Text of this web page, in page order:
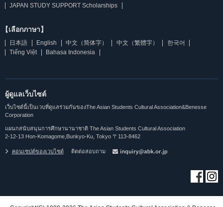
JAPAN STUDY SUPPORT Scholarships
【เลือกภาษา】
日本語 English 中文（简体字） 中文（繁體字）
한국어
Tiếng Việt
Bahasa Indonesia
ผู้ดูแลเว็บไซต์
เว็บไซต์นี้เป็นเวบที่ดูแลร่วมกันของThe Asian Students Cultural Association&Benesse
Corporation
แผนกสนับสนุนการศึกษานานาชาติ The Asian Students Cultural Association
2-12-13 Hon-Komagome,Bunkyo-Ku, Tokyo 〒113-8462
คอนเซปต์ของเวบไซต์ ติดต่อสอบถาม